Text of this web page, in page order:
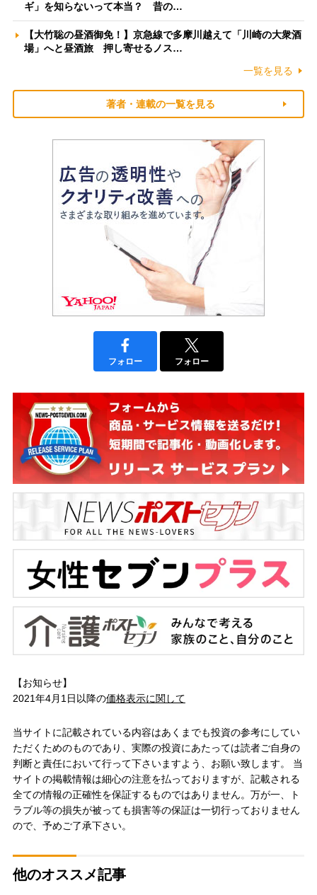
ギ」を知らないって本当？ 昔の…
【大竹聡の昼酒御免！】京急線で多摩川越えて「川崎の大衆酒
場」へと昼酒旅 押し寄せるノス…
一覧を見る
著者・連載の一覧を見る
フォロー フォロー
【お知らせ】
2021年4月1日以降の価格表示に関して
当サイトに記載されている内容はあくまでも投資の参考にしてい
ただくためのものであり、実際の投資にあたっては読者ご自身の
判断と責任において行って下さいますよう、お願い致します。 当
サイトの掲載情報は細心の注意を払っておりますが、記載される
全ての情報の正確性を保証するものではありません。万が一、ト
ラブル等の損失が被っても損害等の保証は一切行っておりません
ので、予めご了承下さい。
他のオススメ記事